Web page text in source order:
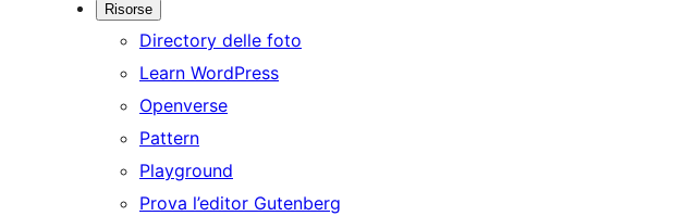
Risorse
Directory delle foto
Learn WordPress
Openverse
Pattern
Playground
Prova l’editor Gutenberg